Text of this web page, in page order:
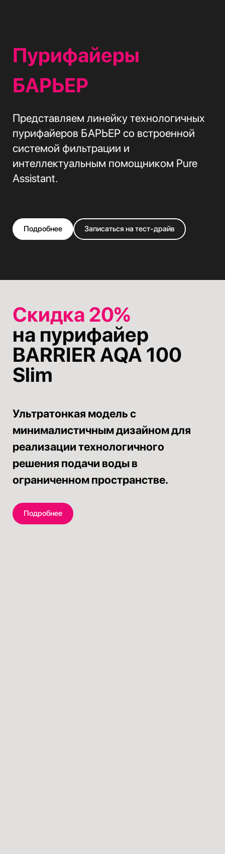
Пурифайеры
БАРЬЕР
Представляем линейку технологичных
пурифайеров БАРЬЕР со встроенной
системой фильтрации и
интеллектуальным помощником Pure
Assistant.
Подробнее Записаться на тест-драйв
Подробнее
Ультратонкая модель с
минималистичным дизайном для
реализации технологичного
решения подачи воды в
ограниченном пространстве.
Скидка 20%
на пурифайер
BARRIER AQA 100
Slim